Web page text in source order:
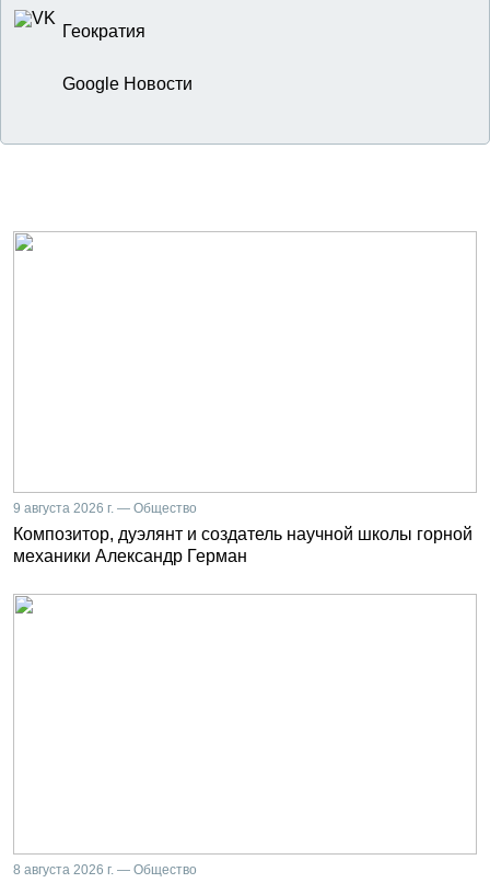
Геократия
Google Новости
9 августа 2026 г. — Общество
Композитор, дуэлянт и создатель научной школы горной
механики Александр Герман
8 августа 2026 г. — Общество